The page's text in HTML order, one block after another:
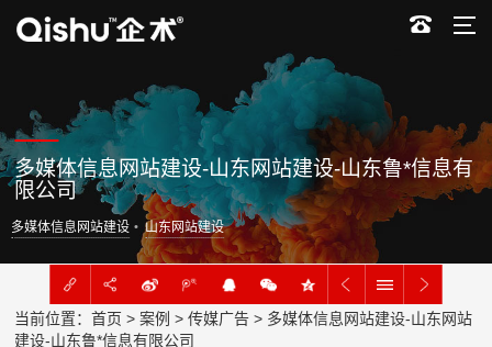
多媒体信息网站建设-山东网站建设-山东鲁*信息有
限公司
多媒体信息网站建设 山东网站建设
当前位置：首页 >案例 >传媒广告 > 多媒体信息网站建设-山东网站
建设-山东鲁*信息有限公司